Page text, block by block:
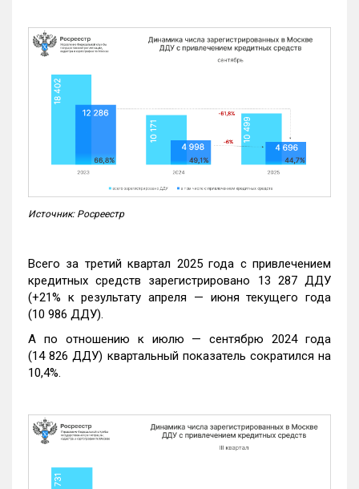
Источник: Росреестр
Всего за третий квартал 2025 года с привлечением
кредитных средств зарегистрировано 13 287 ДДУ
(+21% к результату апреля — июня текущего года
(10 986 ДДУ).
А по отношению к июлю — сентябрю 2024 года
(14 826 ДДУ) квартальный показатель сократился на
10,4%.